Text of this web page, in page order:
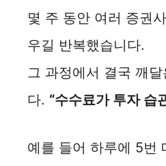
몇 주 동안 여러 증권
우길 반복했습니다.
그 과정에서 결국 깨
다. “수수료가 투자 습
예를 들어 하루에 5번